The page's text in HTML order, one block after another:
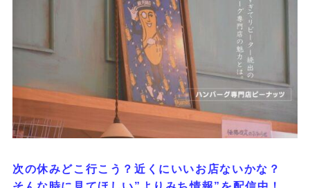
次の休みどこ行こう？近くにいいお店ないかな？